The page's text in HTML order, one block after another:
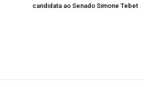
candidata ao Senado Simone Tebet